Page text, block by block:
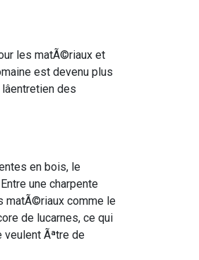
les matÃ©riaux et
est devenu plus
des
en bois, le
une charpente
matÃ©riaux comme le
de lucarnes, ce qui
veulent Ãªtre de